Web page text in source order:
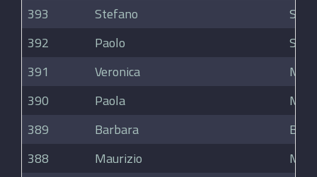
393
Stefano
392
Paolo
391
Veronica
390
Paola
389
Barbara
388
Maurizio